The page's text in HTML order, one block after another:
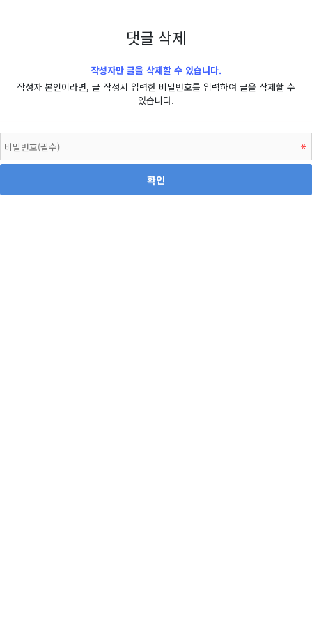
댓글 삭제
작성자만 글을 삭제할 수 있습니다.
작성자 본인이라면, 글 작성시 입력한 비밀번호를 입력하여 글을 삭제할 수
있습니다.